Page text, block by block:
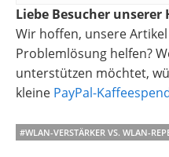
Liebe Besucher unserer
Wir hoffen, unsere
Problemlösung helfen?
unterstützen möchtet,
kleine PayPal-
#WLAN-VERSTÄRKER VS. WLAN-